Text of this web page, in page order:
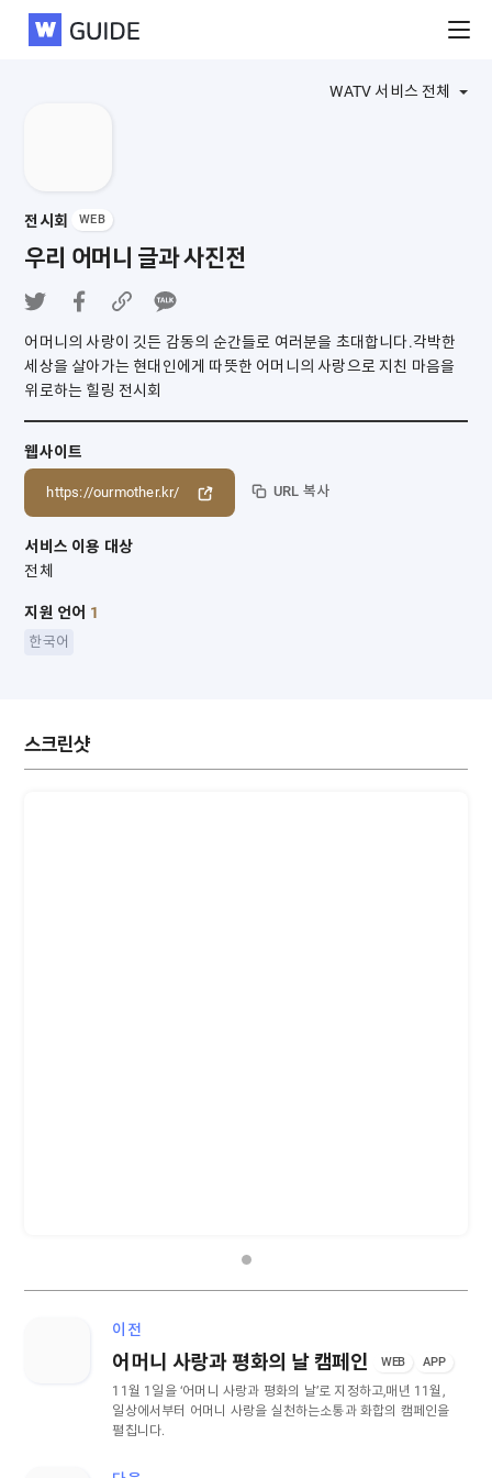
WATV
WATV 서비스 전체
전시회 WEB
우리 어머니 글과 사진전
어머니의 사랑이 깃든 감동의 순간들로 여러분을 초대합니다.각박한
세상을 살아가는 현대인에게 따뜻한 어머니의 사랑으로 지친 마음을
위로하는 힐링 전시회
웹사이트
https://ourmother.kr/ URL 복사
서비스 이용 대상
전체
지원 언어 1
한국어
스크린샷
이전
어머니 사랑과 평화의 날 캠페인 WEB APP
11월 1일을 ‘어머니 사랑과 평화의 날’로 지정하고,매년 11월,
일상에서부터 어머니 사랑을 실천하는소통과 화합의 캠페인을
펼칩니다.